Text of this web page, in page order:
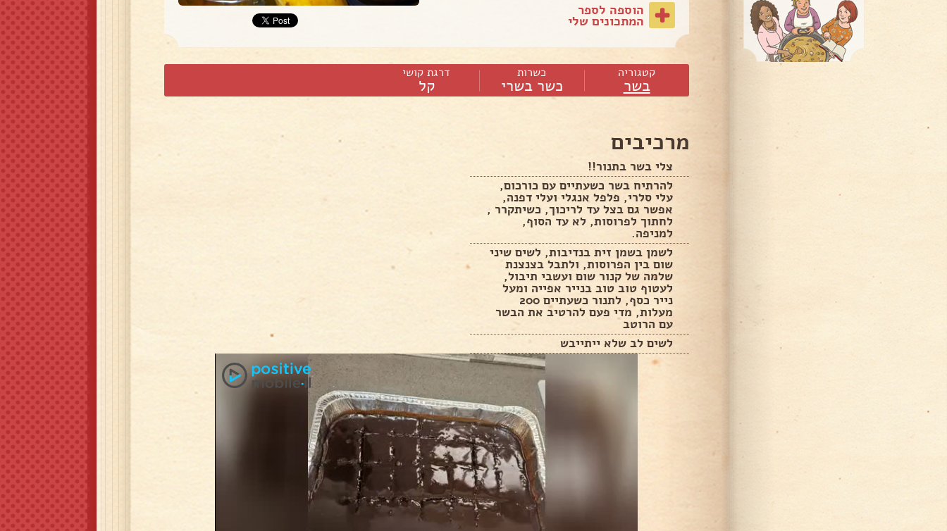
הוספה לספר
המתכונים שלי
קטגוריה
בשר
כשרות
כשר בשרי
דרגת קושי
קל
מרכיבים
צלי בשר בתנור!!
להרתיח בשר כשעתיים עם כורכום,
עלי סלרי, פלפל אנגלי ועלי דפנה,
אפשר גם בצל עד לריכוך, כשיתקרר ,
לחתוך לפרוסות, לא עד הסוף,
למניפה.
לשמן בשמן זית בנדיבות, לשים שיני
שום בין הפרוסות, ולתבל בצנצנת
שלמה של קנור שום ועשבי תיבול,
לעטוף טוב טוב בנייר אפייה ומעל
נייר כסף, לתנור כשעתיים 200
מעלות, מדי פעם להרטיב את הבשר
עם הרוטב
לשים לב שלא ייתייבש